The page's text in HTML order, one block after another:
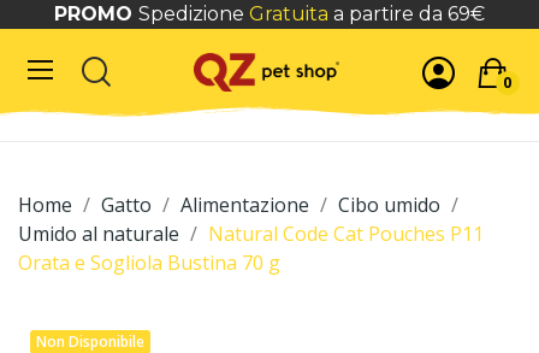
PROMO Spedizione Gratuita a partire da 69€
0
Home Gatto Alimentazione
Cibo umido
Umido al naturale
Natural Code Cat Pouches P11
Orata e Sogliola Bustina 70 g
Non Disponibile